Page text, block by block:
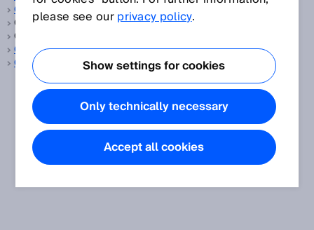
Genauigkeit
Gesättigter Dampf, sieheSattdampf
Getränke, siehe
Glanzsensoren
Gleichzeitigkeitsüberwachung
please see ourprivacy policy.
Show settings for cookies
Only technically necessary
Accept all cookies